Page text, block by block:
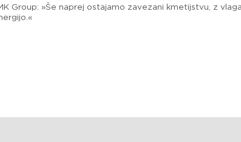
Group: »Še naprej ostajamo zavezani kmetijstvu, z